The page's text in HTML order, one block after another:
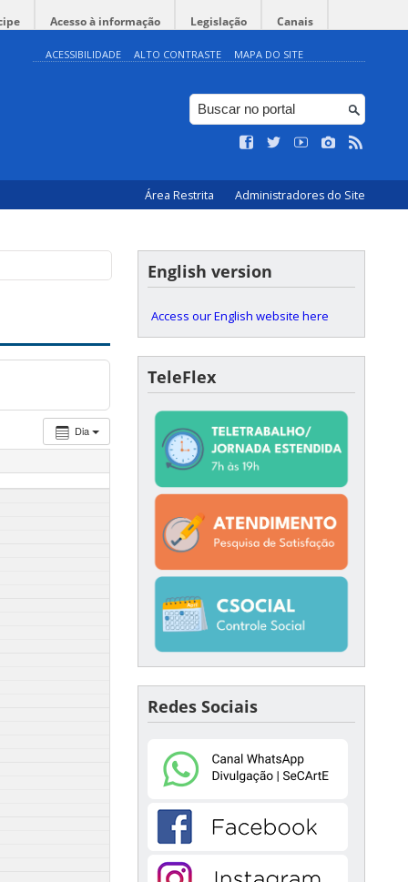
Acesso à informação Legislação Canais
ACESSIBILIDADE ALTO CONTRASTE MAPA DO SITE
Área Restrita Administradores do Site
Dia
English version
Access our English website here
TeleFlex
Redes Sociais